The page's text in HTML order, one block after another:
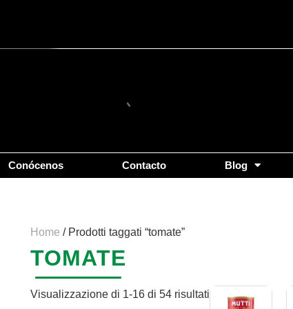
Conócenos Contacto Blog
Home / Prodotti taggati “tomate”
TOMATE
Visualizzazione di 1-16 di 54 risultati